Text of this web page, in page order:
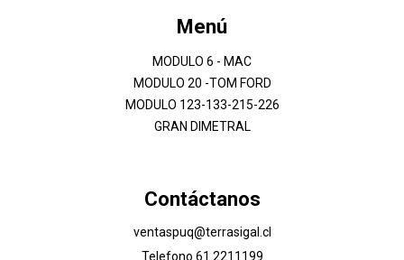
Menú
MODULO 6 - MAC
MODULO 20 -TOM FORD
MODULO 123-133-215-226
GRAN DIMETRAL
Contáctanos
ventaspuq@terrasigal.cl
Telefono 61 2211199